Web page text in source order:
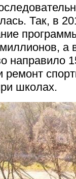
Так, в
а
направило
ремонт
школах.